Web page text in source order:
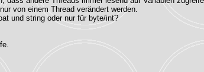
von einem Thread verändert werden.
und string oder nur für byte/int?